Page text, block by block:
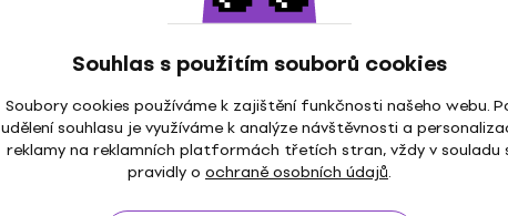
Souhlas s použitím souborů cookies
Soubory cookies používáme k zajištění funkčnosti našeho webu.
udělení souhlasu je využíváme k analýze návštěvnosti a
reklamy na reklamních platformách třetích stran, vždy v souladu
pravidly o ochraně osobních údajů.
Pouzdro pro klávesy
Pouzdro pro klávesy
7 219 Kč 7 299 Kč
Jen na objednávku